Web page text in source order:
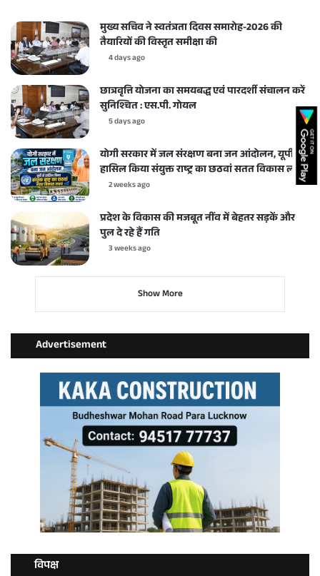
मुख्य सचिव ने स्वतंत्रता दिवस समारोह-2026 की
तैयारियों की विस्तृत समीक्षा की
4 days ago
छात्रवृत्ति योजना का समयबद्ध एवं पारदर्शी संचालन करें
सुनिश्चित : एस.पी. गोयल
5 days ago
योगी सरकार में जल संरक्षण बना जन आंदोलन, यूपी ने
हासिल किया संयुक्त राष्ट्र का छठवां सतत विकास लक्ष्य
2 weeks ago
प्रदेश के विकास की मजबूत नींव में बेहतर सड़कें और
पुल दे रहे हैं गति
3 weeks ago
Show More
Advertisement
विपक्ष